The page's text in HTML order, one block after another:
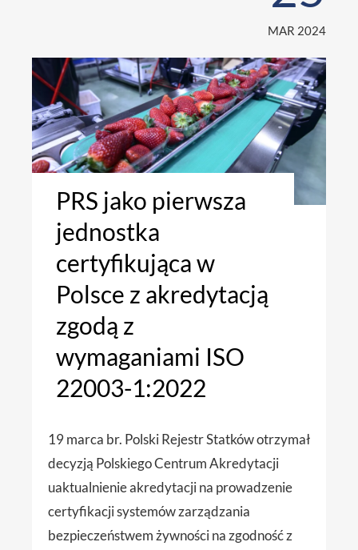
MAR 2024
PRS jako pierwsza
jednostka
certyfikująca w
Polsce z akredytacją
zgodą z
wymaganiami ISO
22003-1:2022
19 marca br. Polski Rejestr Statków otrzymał
decyzją Polskiego Centrum Akredytacji
uaktualnienie akredytacji na prowadzenie
certyfikacji systemów zarządzania
bezpieczeństwem żywności na zgodność z